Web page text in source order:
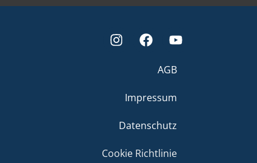
AGB
Impressum
Datenschutz
Cookie Richtlinie